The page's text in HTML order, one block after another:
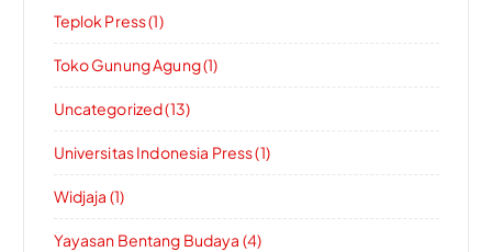
Teplok Press (1)
Toko Gunung Agung (1)
Uncategorized (13)
Universitas Indonesia Press (1)
Widjaja (1)
Yayasan Bentang Budaya (4)